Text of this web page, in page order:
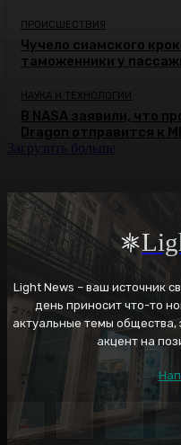
ПРОИСШЕСТВИЯ
Чучело сиамского
таможенники у
НАУКА И ТЕХНОЛОГИИ
В NASA заявили, что
Dragon отправится к
Загрузить больше
Light News – ваш источник
день приносит что-то
актуальные темы общества,
акцент на